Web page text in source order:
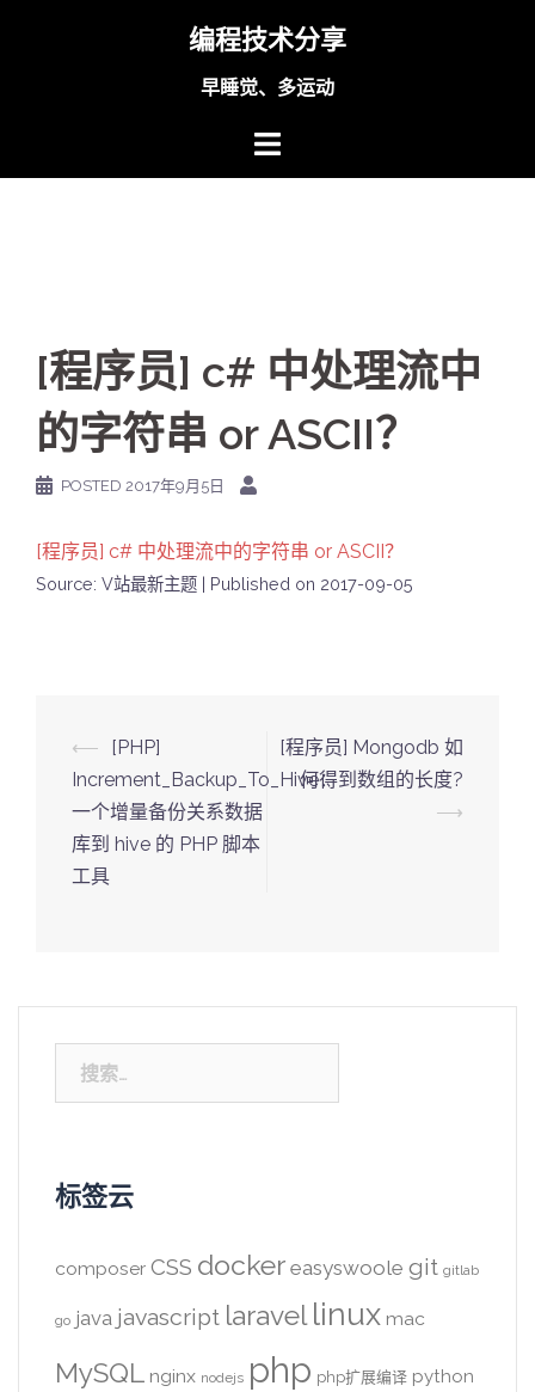
编程技术分享
早睡觉、多运动
[程序员] c# 中处理流中
的字符串 or ASCII？
POSTED 2017年9月5日
[程序员] c# 中处理流中的字符串 or ASCII？
Source: V站最新主题 Published on 2017-09-05
Post
navigation
⟵
[PHP]
Increment_Backup_To_Hive：
一个增量备份关系数据
库到 hive 的 PHP 脚本
工具
[程序员] Mongodb 如
何得到数组的长度?
⟶
索：
标签云
composer CSS docker easyswoole git gitlab
go java javascript laravel linux mac
MySQL nginx nodejs php php扩展编译 python